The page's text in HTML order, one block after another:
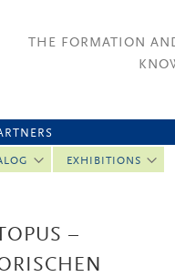
THE FORMATION
EXHIBITIONS
–